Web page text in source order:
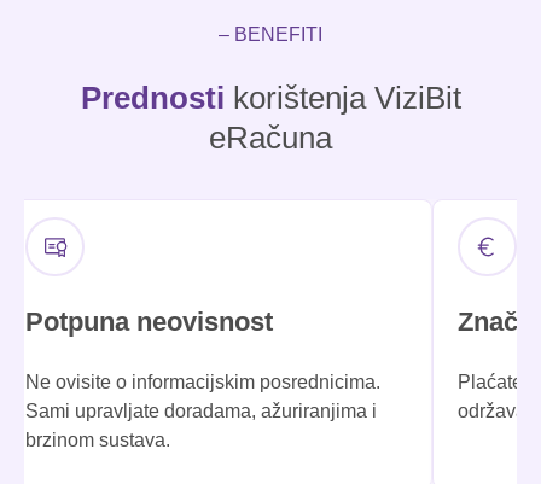
– BENEFITI
Prednosti korištenja ViziBit
eRačuna
Potpuna neovisnost
Ne ovisite o informacijskim posrednicima.
Sami upravljate doradama, ažuriranjima i
brzinom sustava.
Plaćate